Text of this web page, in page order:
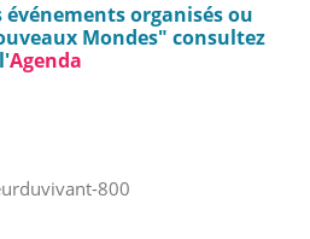
organisés ou
Mondes" consultez
l'Agenda